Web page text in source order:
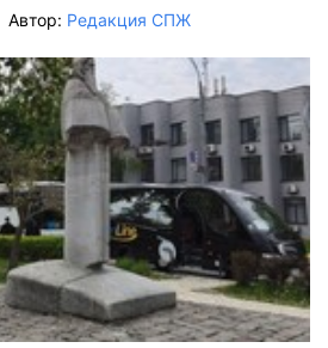
Автор: Редакция СПЖ